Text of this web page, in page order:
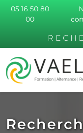
05 16 50 80
00